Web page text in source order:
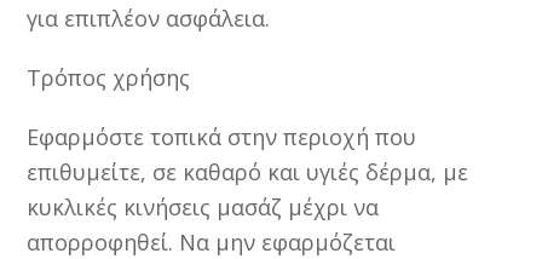
για επιπλέον ασφάλεια.
Τρόπος χρήσης
Εφαρμόστε τοπικά στην περιοχή που
επιθυμείτε, σε καθαρό και υγιές δέρμα, με
κυκλικές κινήσεις μασάζ μέχρι να
απορροφηθεί. Να μην εφαρμόζεται